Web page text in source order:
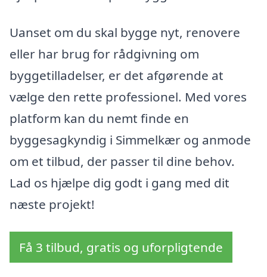
Uanset om du skal bygge nyt, renovere
eller har brug for rådgivning om
byggetilladelser, er det afgørende at
vælge den rette professionel. Med vores
platform kan du nemt finde en
byggesagkyndig i Simmelkær og anmode
om et tilbud, der passer til dine behov.
Lad os hjælpe dig godt i gang med dit
næste projekt!
Få 3 tilbud, gratis og uforpligtende